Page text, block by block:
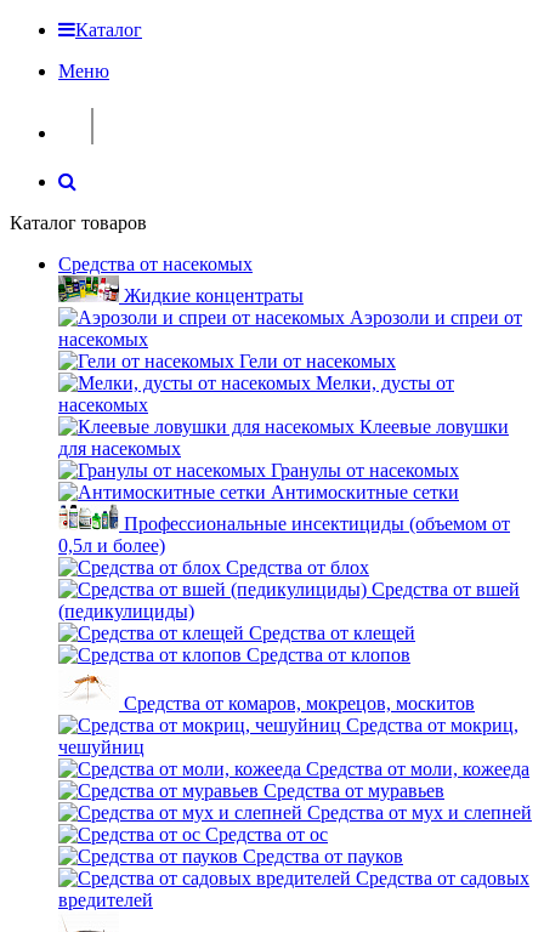
Каталог
Меню
Каталог товаров
Средства от насекомых
Жидкие концентраты
Аэрозоли и спреи от
насекомых
Гели от насекомых
Мелки, дусты от
насекомых
Клеевые ловушки
для насекомых
Гранулы от насекомых
Антимоскитные сетки
Профессиональные инсектициды (объемом от
0,5л и более)
Средства от блох
Средства от вшей
(педикулициды)
Средства от клещей
Средства от клопов
Средства от комаров, мокрецов, москитов
Средства от мокриц,
чешуйниц
Средства от моли, кожееда
Средства от муравьев
Средства от мух и слепней
Средства от ос
Средства от пауков
Средства от садовых
вредителей